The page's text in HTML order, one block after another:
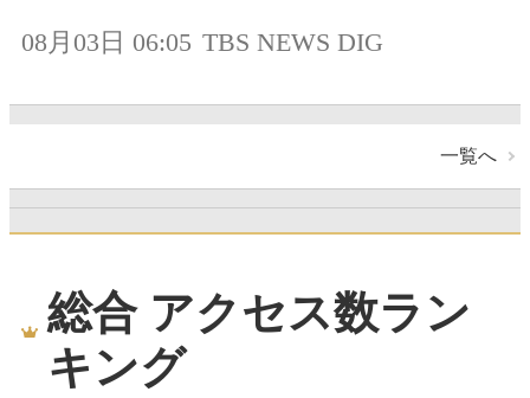
08月03日 06:05 TBS NEWS DIG
一覧へ
総合 アクセス数ラン
キング